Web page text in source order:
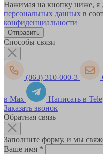
Нажимая на кнопку ниже, я
персональных данных в
конфиденциальности
Способы связи
(863) 310-000-3
в Max
Написать в
Заказать звонок
Обратная связь
Заполните форму, и мы
Ваше имя *